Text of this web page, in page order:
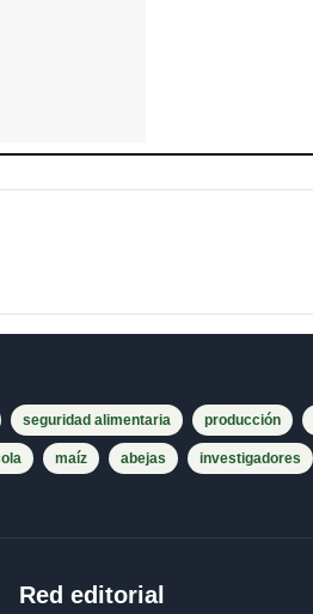
seguridad alimentaria producción
maíz abejas investigadores
Red editorial